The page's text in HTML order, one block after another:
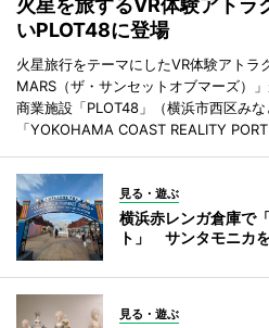
火星を旅するVR体験アト
いPLOT48に登場
火星旅行をテーマにしたVR体験アトラ
MARS（ザ・サンセットオブマーズ）
商業施設「PLOT48」（横浜市西区み
「YOKOHAMA COAST REALITY
見る・遊ぶ
横浜赤レンガ倉庫で
ト」 サンタモニカ
見る・遊ぶ